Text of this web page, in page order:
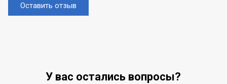
Оставить отзыв
У вас остались вопросы?